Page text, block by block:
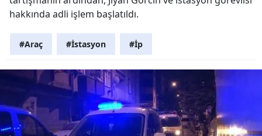
hakkında adli işlem başlatıldı.
#Araç #İstasyon #İp